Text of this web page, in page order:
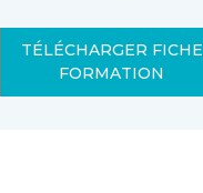
TÉLÉCHARGER FICHE
FORMATION